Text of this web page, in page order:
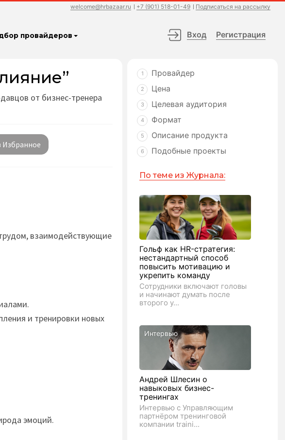
welcome@hrbazaar.ru +7 (901) 518-01-49 Подписаться на рассылку
провайдеров Вход Регистрация
от бизнес-тренера
взаимодействующие
и тренировки новых
эмоций.
1 Провайдер
2 Цена
3 Целевая аудитория
4 Формат
5 Описание продукта
6 Подобные проекты
По теме из Журнала:
Гольф как HR-стратегия:
нестандартный способ
повысить мотивацию и
укрепить команду
Сотрудники включают головы
и начинают думать после
второго у...
Интервью
Андрей Шлесин о
навыковых бизнес-
тренингах
Интервью с Управляющим
партнёром тренинговой
компании traini...